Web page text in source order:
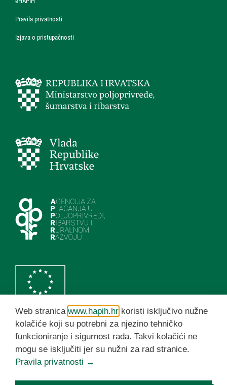
Pravila privatnosti
Izjava o pristupačnosti
HAPIH YouTube kanal
Web stranica www.hapih.hr koristi isključivo nužne
kolačiće koji su potrebni za njezino tehničko
funkcioniranje i sigurnost rada. Takvi kolačići ne
mogu se isključiti jer su nužni za rad stranice.
Pravila privatnosti →